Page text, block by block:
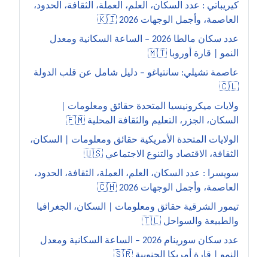
كيريباتي : عدد السكان، العلم، العملة، الثقافة، الحدود،
العاصمة، وأجمل الوجهات 2026 🇰🇮
عدد سكان مالطا 2026 – الساعة السكانية ومعدل
النمو | قارة أوروبا 🇲🇹
عاصمة تشيلي: سانتياغو – دليل شامل عن قلب الدولة
🇨🇱
ولايات ميكرونيسيا المتحدة حقائق ومعلومات |
السكان، الجزر، التعليم والثقافة المحلية 🇫🇲
الولايات المتحدة الأمريكية حقائق ومعلومات | السكان،
الثقافة، الاقتصاد والتنوع الاجتماعي 🇺🇸
سويسرا : عدد السكان، العلم، العملة، الثقافة، الحدود،
العاصمة، وأجمل الوجهات 2026 🇨🇭
تيمور الشرقية حقائق ومعلومات | السكان، الجغرافيا
والطبيعة والسواحل 🇹🇱
عدد سكان سورينام 2026 – الساعة السكانية ومعدل
النمو | قارة أمريكا الجنوبية 🇸🇷